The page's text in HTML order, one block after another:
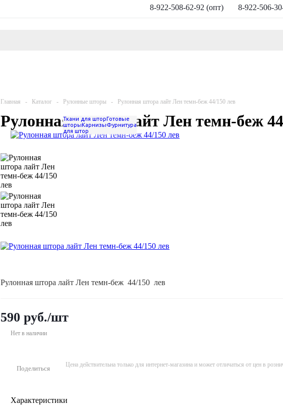
8-922-508-62-92 (опт) 8-922-506-
Главная - Каталог - Рулонные шторы
Ткани для шторГотовые
шторыКарнизыФурнитура
для штор
- Рулонная штора лайт Лен темн-беж 44/150 лев
Рулонная штора лайт Лен темн-беж
Рулонная штора лайт Лен темн-беж 44/150 лев
590 руб./шт
Нет в наличии
Поделиться Цена действительна только для интернет-магазина и может отличаться от цен в
Характеристики